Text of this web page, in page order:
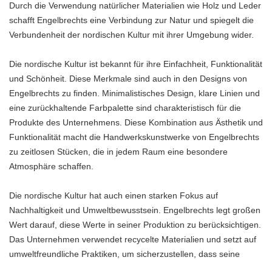
Durch die Verwendung natürlicher Materialien wie Holz und Leder
schafft Engelbrechts eine Verbindung zur Natur und spiegelt die
Verbundenheit der nordischen Kultur mit ihrer Umgebung wider.
Die nordische Kultur ist bekannt für ihre Einfachheit, Funktionalität
und Schönheit. Diese Merkmale sind auch in den Designs von
Engelbrechts zu finden. Minimalistisches Design, klare Linien und
eine zurückhaltende Farbpalette sind charakteristisch für die
Produkte des Unternehmens. Diese Kombination aus Ästhetik und
Funktionalität macht die Handwerkskunstwerke von Engelbrechts
zu zeitlosen Stücken, die in jedem Raum eine besondere
Atmosphäre schaffen.
Die nordische Kultur hat auch einen starken Fokus auf
Nachhaltigkeit und Umweltbewusstsein. Engelbrechts legt großen
Wert darauf, diese Werte in seiner Produktion zu berücksichtigen.
Das Unternehmen verwendet recycelte Materialien und setzt auf
umweltfreundliche Praktiken, um sicherzustellen, dass seine